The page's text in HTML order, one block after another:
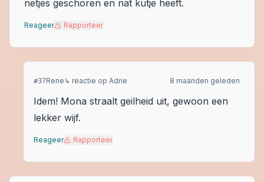
netjes geschoren en nat kutje heeft.
Reageer Rapporteer
#37Rene ↳ reactie op Adrie 8 maanden geleden
Idem! Mona straalt geilheid uit, gewoon een
lekker wijf.
Reageer Rapporteer